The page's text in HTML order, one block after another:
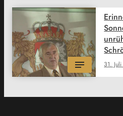
31.